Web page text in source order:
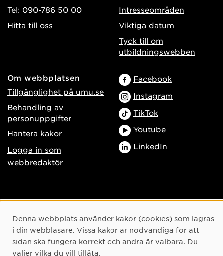
Tel: 090-786 50 00
Hitta till oss
Intresseområden
Viktiga datum
Tyck till om
utbildningswebben
Om webbplatsen
Tillgänglighet på umu.se
Behandling av
personuppgifter
Hantera kakor
Logga in som
webbredaktör
Facebook
Instagram
TikTok
Youtube
LinkedIn
Cookie-samtycke
Denna webbplats använder kakor (cookies) som lagras
i din webbläsare. Vissa kakor är nödvändiga för att
sidan ska fungera korrekt och andra är valbara. Du
väljer vilka du vill tillåta.